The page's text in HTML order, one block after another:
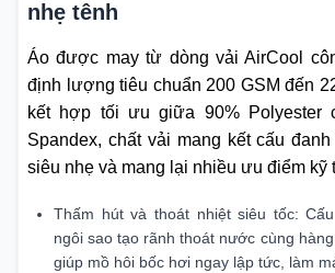
nhẹ tênh
Áo được may từ dòng vải AirCool
định lượng tiêu chuẩn 200 GSM đến
kết hợp tối ưu giữa 90% Polyester
Spandex, chất vải mang kết cấu
siêu nhẹ và mang lại nhiều ưu điểm kỹ
Thấm hút và thoát nhiệt siêu tốc:
ngôi sao tạo rãnh thoát nước cùng
giúp mồ hôi bốc hơi ngay lập tức, làm